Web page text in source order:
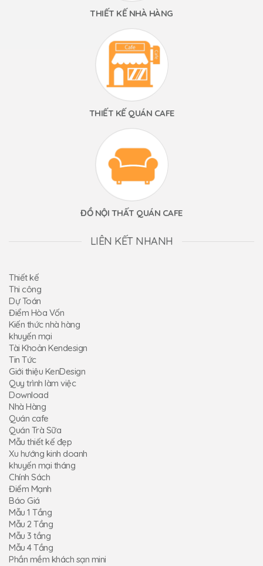
THIẾT KẾ NHÀ HÀNG
THIẾT KẾ QUÁN CAFE
ĐỒ NỘI THẤT QUÁN CAFE
LIÊN KẾT NHANH
Thiết kế
Thi công
Dự Toán
Điểm Hòa Vốn
Kiến thức nhà hàng
khuyến mại
Tài Khoản Kendesign
Tin Tức
Giới thiệu KenDesign
Quy trình làm việc
Download
Nhà Hàng
Quán cafe
Quán Trà Sữa
Mẫu thiết kế đẹp
Xu hướng kinh doanh
khuyến mại tháng
Chính Sách
Điểm Mạnh
Báo Giá
Mẫu 1 Tầng
Mẫu 2 Tầng
Mẫu 3 tầng
Mẫu 4 Tầng
Phần mềm khách sạn mini